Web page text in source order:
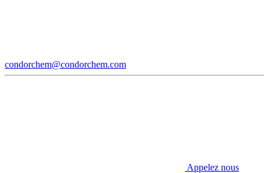
condorchem@condorchem.com
Appelez nous